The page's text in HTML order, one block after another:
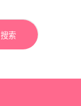
搜索